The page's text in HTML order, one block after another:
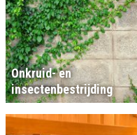
Onkruid- en
insectenbestrijding